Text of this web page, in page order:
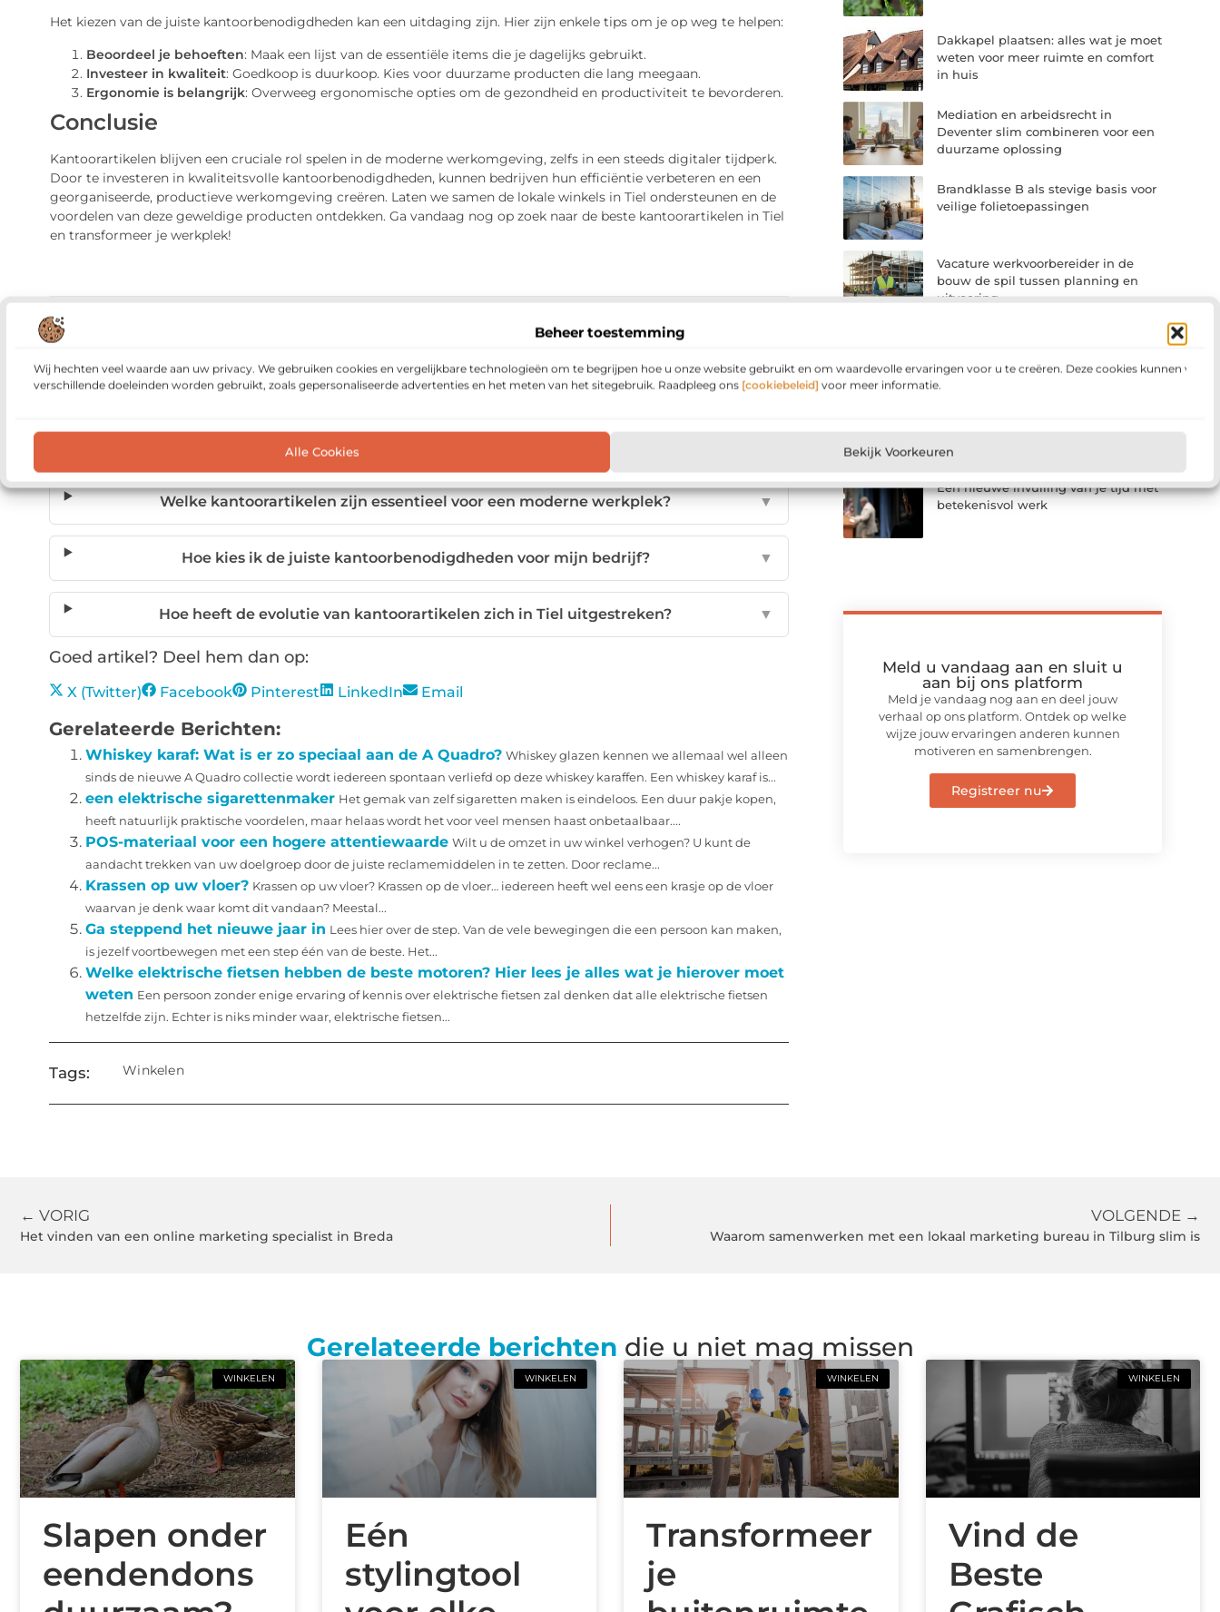
Beheer toestemming
Wij hechten veel waarde aan uw privacy. We gebruiken cookies en vergelijkbare technologieën om te begrijpen hoe u onze website gebruikt en om waardevolle ervaringen voor u te creëren. Deze cookies kunnen voor
verschillende doeleinden worden gebruikt, zoals gepersonaliseerde advertenties en het meten van het sitegebruik. Raadpleeg ons [cookiebeleid] voor meer informatie.
Alle Cookies Bekijk Voorkeuren
Het kiezen van de juiste kantoorbenodigdheden kan een uitdaging zijn. Hier zijn enkele tips om je op weg te helpen:
Beoordeel je behoeften: Maak een lijst van de essentiële items die je dagelijks gebruikt.
Investeer in kwaliteit: Goedkoop is duurkoop. Kies voor duurzame producten die lang meegaan.
Ergonomie is belangrijk: Overweeg ergonomische opties om de gezondheid en productiviteit te bevorderen.
Conclusie
Kantoorartikelen blijven een cruciale rol spelen in de moderne werkomgeving, zelfs in een steeds digitaler tijdperk.
Door te investeren in kwaliteitsvolle kantoorbenodigdheden, kunnen bedrijven hun efficiëntie verbeteren en een
georganiseerde, productieve werkomgeving creëren. Laten we samen de lokale winkels in Tiel ondersteunen en de
voordelen van deze geweldige producten ontdekken. Ga vandaag nog op zoek naar de beste kantoorartikelen in Tiel
en transformeer je werkplek!
Veelgestelde vragen
Waarom zijn kantoorartikelen nog steeds belangrijk in een digitaal tijdperk? ▼
Welke voordelen biedt het kopen van kantoorartikelen bij lokale winkels in Tiel?
Welke kantoorartikelen zijn essentieel voor een moderne werkplek? ▼
Hoe kies ik de juiste kantoorbenodigdheden voor mijn bedrijf? ▼
Hoe heeft de evolutie van kantoorartikelen zich in Tiel uitgestreken? ▼
Goed artikel? Deel hem dan op:
X (Twitter) Facebook Pinterest LinkedIn Email
Gerelateerde Berichten:
Whiskey karaf: Wat is er zo speciaal aan de A Quadro? Whiskey glazen kennen we allemaal wel alleen
sinds de nieuwe A Quadro collectie wordt iedereen spontaan verliefd op deze whiskey karaffen. Een whiskey karaf is...
een elektrische sigarettenmaker Het gemak van zelf sigaretten maken is eindeloos. Een duur pakje kopen,
heeft natuurlijk praktische voordelen, maar helaas wordt het voor veel mensen haast onbetaalbaar....
POS-materiaal voor een hogere attentiewaarde Wilt u de omzet in uw winkel verhogen? U kunt de
aandacht trekken van uw doelgroep door de juiste reclamemiddelen in te zetten. Door reclame...
Krassen op uw vloer? Krassen op uw vloer? Krassen op de vloer… iedereen heeft wel eens een krasje op de vloer
waarvan je denk waar komt dit vandaan? Meestal...
Ga steppend het nieuwe jaar in Lees hier over de step. Van de vele bewegingen die een persoon kan maken,
is jezelf voortbewegen met een step één van de beste. Het...
Welke elektrische fietsen hebben de beste motoren? Hier lees je alles wat je hierover moet
weten Een persoon zonder enige ervaring of kennis over elektrische fietsen zal denken dat alle elektrische fietsen
hetzelfde zijn. Echter is niks minder waar, elektrische fietsen...
Tags: Winkelen
Dakkapel plaatsen: alles wat je moet
weten voor meer ruimte en comfort
in huis
Mediation en arbeidsrecht in
Deventer slim combineren voor een
duurzame oplossing
Brandklasse B als stevige basis voor
veilige folietoepassingen
Vacature werkvoorbereider in de
bouw de spil tussen planning en
uitvoering
bedrijfsproces
alternatief voor bedrijfsruimte
Een nieuwe invulling van je tijd met
betekenisvol werk
Meld u vandaag aan en sluit u
aan bij ons platform
Meld je vandaag nog aan en deel jouw
verhaal op ons platform. Ontdek op welke
wijze jouw ervaringen anderen kunnen
motiveren en samenbrengen.
Registreer nu
← VORIG
Het vinden van een online marketing specialist in Breda
VOLGENDE →
Waarom samenwerken met een lokaal marketing bureau in Tilburg slim is
Gerelateerde berichten die u niet mag missen
WINKELEN
Slapen onder
eendendons
WINKELEN
Eén
stylingtool
WINKELEN
Transformeer
je
WINKELEN
Vind de
Beste